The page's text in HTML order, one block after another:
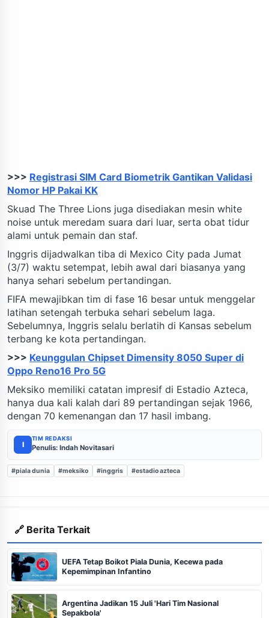
>>> Registrasi SIM Card Biometrik Gantikan Validasi
Nomor HP Pakai KK
Skuad The Three Lions juga disediakan mesin white
noise untuk meredam suara dari luar, serta obat tidur
alami untuk pemain dan staf.
Inggris dijadwalkan tiba di Mexico City pada Jumat
(3/7) waktu setempat, lebih awal dari biasanya yang
hanya sehari sebelum pertandingan.
FIFA mewajibkan tim di fase 16 besar untuk menggelar
latihan setengah terbuka sehari sebelum laga.
Sebelumnya, Inggris selalu berlatih di Kansas sebelum
terbang ke kota pertandingan.
>>> Keunggulan Chipset Dimensity 8050 Super di
Oppo Reno16 Pro 5G
Meksiko memiliki catatan impresif di Estadio Azteca,
hanya dua kali kalah dari 89 pertandingan sejak 1966,
dengan 70 kemenangan dan 17 hasil imbang.
I
TIM REDAKSI
Penulis: Indah Novitasari
#piala dunia #meksiko #inggris #estadio azteca
🔗 Berita Terkait
UEFA Tetap Boikot Piala Dunia, Kecewa pada
Kepemimpinan Infantino
Argentina Jadikan 15 Juli 'Hari Tim Nasional
Sepakbola'